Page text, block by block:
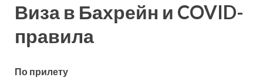
Виза в Бахрейн и COVID-
правила
По прилету